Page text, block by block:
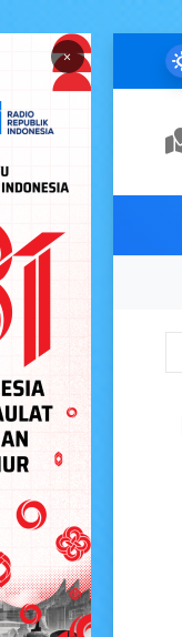
×